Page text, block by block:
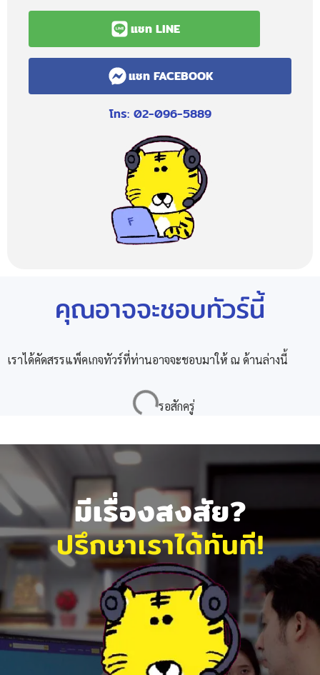
แชท LINE
แชท FACEBOOK
โทร: 02-096-5889
คุณอาจจะชอบทัวร์นี้
เราได้คัดสรรแพ็คเกจทัวร์ที่ท่านอาจจะชอบมาให้ ณ ด้านล่างนี้
มีเรื่องสงสัย?
ปรึกษาเราได้ทันที!